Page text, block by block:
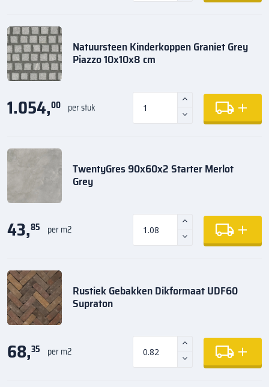
Natuursteen Kinderkoppen Graniet Grey
Piazzo 10x10x8 cm
1.054,00 per stuk
TwentyGres 90x60x2 Starter Merlot
Grey
43,85 per m2
Rustiek Gebakken Dikformaat UDF60
Supraton
68,35 per m2